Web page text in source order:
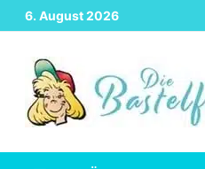
Zurück
zum
Inhalt
6. August 2026